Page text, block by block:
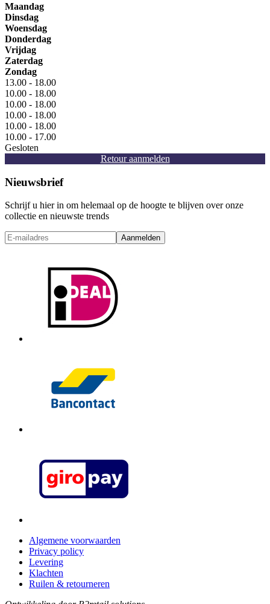
Maandag
Dinsdag
Woensdag
Donderdag
Vrijdag
Zaterdag
Zondag
13.00 - 18.00
10.00 - 18.00
10.00 - 18.00
10.00 - 18.00
10.00 - 18.00
10.00 - 17.00
Gesloten
Retour aanmelden
Nieuwsbrief
Schrijf u hier in om helemaal op de hoogte te blijven over onze
collectie en nieuwste trends
Aanmelden
Algemene voorwaarden
Privacy policy
Levering
Klachten
Ruilen & retourneren